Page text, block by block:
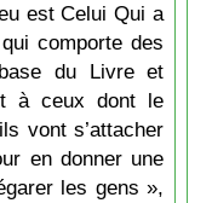
est Celui Qui a
comporte des
du Livre et
à ceux dont le
vont s’attacher
en donner une
les gens »,